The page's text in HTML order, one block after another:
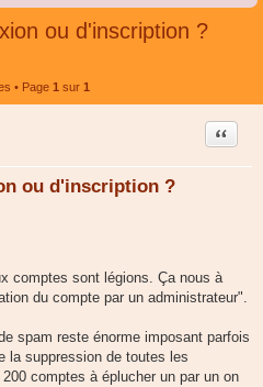
ou d'inscription ?
• Page 1 sur 1
ou d'inscription ?
Citer
comptes sont légions. Ça nous à
du compte par un administrateur".
spam reste énorme imposant parfois
la suppression de toutes les
comptes à éplucher un par un on